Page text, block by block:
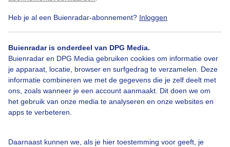
Heb je al een Buienradar-abonnement? Inloggen
Buienradar is onderdeel van DPG Media.
Buienradar en DPG Media gebruiken cookies om informatie over
je apparaat, locatie, browser en surfgedrag te verzamelen. Deze
informatie combineren we met de gegevens die je zelf deelt met
ons, zoals wanneer je een account aanmaakt. Dit doen we om
het gebruik van onze media te analyseren en onze websites en
apps te verbeteren.
Daarnaast kunnen we, als je hier toestemming voor geeft, je
Zomer Regen
Bekijk slideshow